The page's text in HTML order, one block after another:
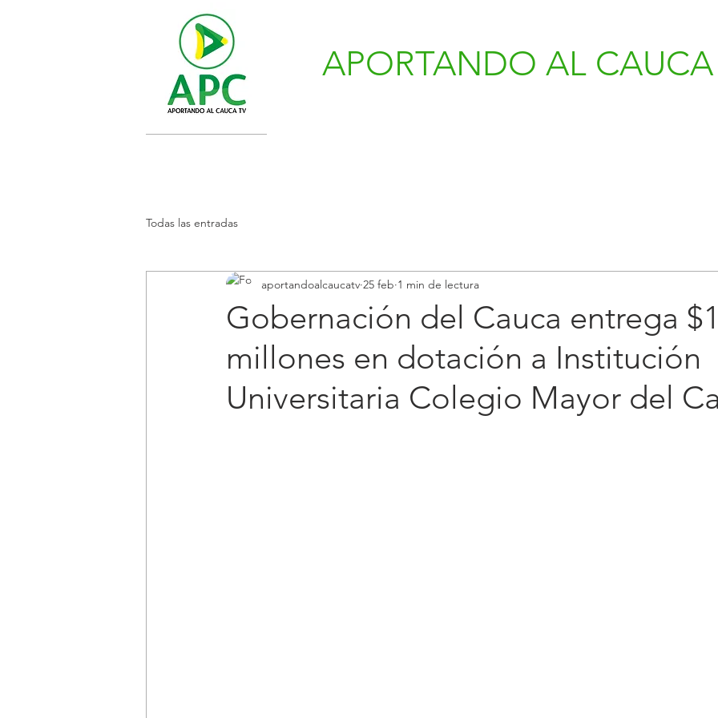
APORTANDO AL CAUCA
Todas las entradas
Gobernación del Cauca entrega
millones en dotación a Institución
Universitaria Colegio Mayor del
aportandoalcaucatv 25 feb 1 min de lectura